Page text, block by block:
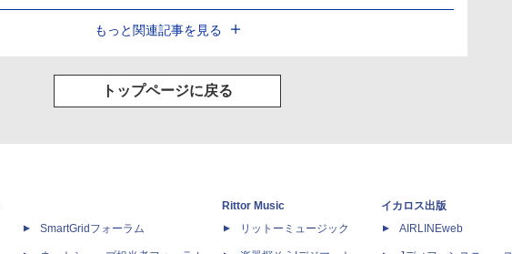
もっと関連記事を見る
トップページに戻る
SmartGridフォーラム
Rittor Music
リットーミュージック
イカロス出版
AIRLINEweb